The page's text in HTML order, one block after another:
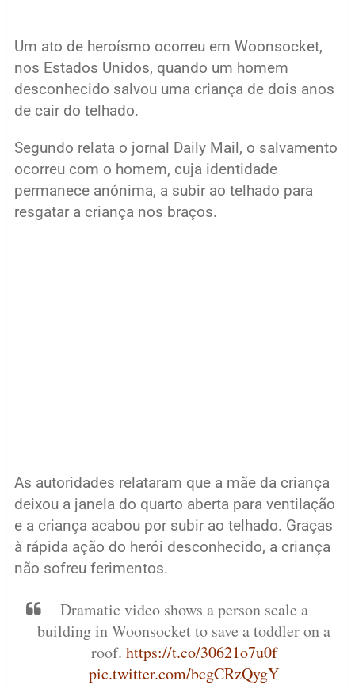
Um ato de heroísmo ocorreu em Woonsocket,
nos Estados Unidos, quando um homem
desconhecido salvou uma criança de dois anos
de cair do telhado.
Segundo relata o jornal Daily Mail, o salvamento
ocorreu com o homem, cuja identidade
permanece anónima, a subir ao telhado para
resgatar a criança nos braços.
As autoridades relataram que a mãe da criança
deixou a janela do quarto aberta para ventilação
e a criança acabou por subir ao telhado. Graças
à rápida ação do herói desconhecido, a criança
não sofreu ferimentos.
Dramatic video shows a person scale a
building in Woonsocket to save a toddler on a
roof. https://t.co/30621o7u0f
pic.twitter.com/bcgCRzQygY